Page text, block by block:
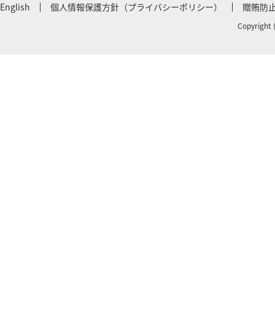
English 個人情報保護方針（プライバシーポリシー） 贈賄防
Copyright